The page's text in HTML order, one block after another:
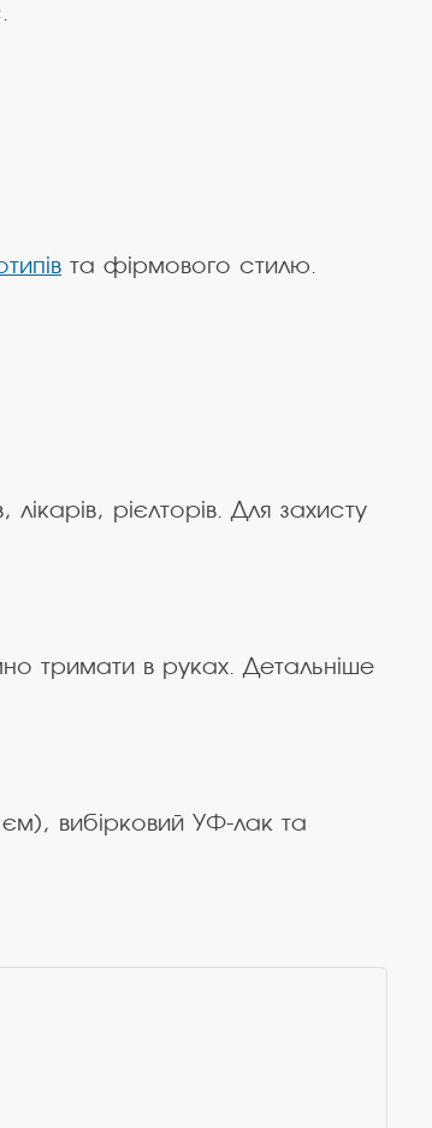
та фірмового стилю.
рієлторів. Для захисту
тримати в руках. Детальніше
вибірковий УФ-лак та